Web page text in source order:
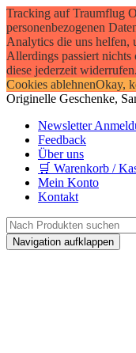
Tracking auf Traumflug
personenbezogenen
Analytics die uns helfen,
Allerdings passiert
diese jederzeit
Cookies ablehnenOkay,
Originelle Geschenke,
Newsletter
Feedback
Über uns
🛒 Warenkorb /
Mein Konto
Kontakt
Navigation aufklappen